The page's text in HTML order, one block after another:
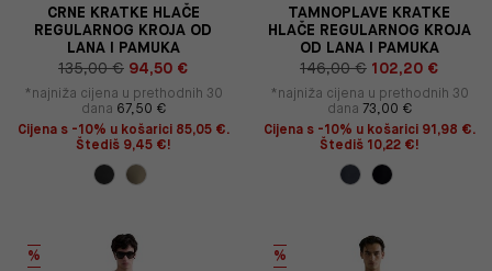
CRNE KRATKE HLAČE
REGULARNOG KROJA OD
LANA I PAMUKA
135,00 € 94,50 €
*najniža cijena u prethodnih 30
dana 67,50 €
Cijena s -10% u košarici 85,05 €.
Štediš 9,45 €!
TAMNOPLAVE KRATKE
HLAČE REGULARNOG KROJA
OD LANA I PAMUKA
146,00 € 102,20 €
*najniža cijena u prethodnih 30
dana 73,00 €
Cijena s -10% u košarici 91,98 €.
Štediš 10,22 €!
% %